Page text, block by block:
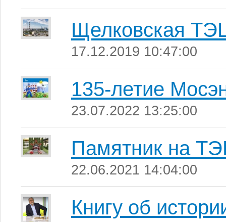
Щелковская
17.12.2019 10:47:00
135-летие
23.07.2022 13:25:00
Памятник на
22.06.2021 14:04:00
Книгу об